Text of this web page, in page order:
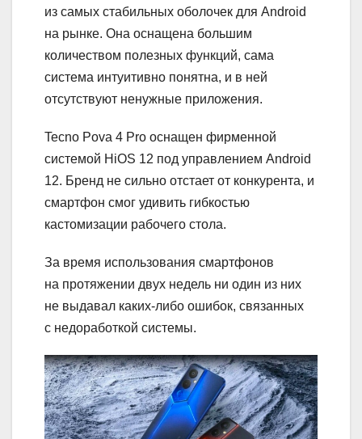
из самых стабильных оболочек для Android
на рынке. Она оснащена большим
количеством полезных функций, сама
система интуитивно понятна, и в ней
отсутствуют ненужные приложения.
Tecno Pova 4 Pro оснащен фирменной
системой HiOS 12 под управлением Android
12. Бренд не сильно отстает от конкурента, и
смартфон смог удивить гибкостью
кастомизации рабочего стола.
За время использования смартфонов
на протяжении двух недель ни один из них
не выдавал каких-либо ошибок, связанных
с недоработкой системы.